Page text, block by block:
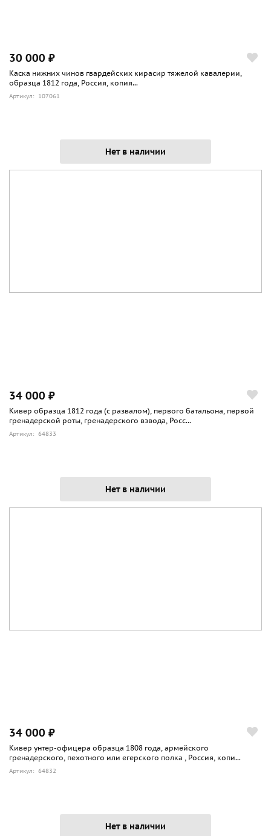
30 000 ₽
Каска нижних чинов гвардейских кирасир тяжелой кавалерии,
образца 1812 года, Россия, копия...
Артикул: 107061
Нет в наличии
34 000 ₽
Кивер образца 1812 года (с развалом), первого батальона, первой
гренадерской роты, гренадерского взвода, Росс...
Артикул: 64833
Нет в наличии
34 000 ₽
Кивер унтер-офицера образца 1808 года, армейского
гренадерского, пехотного или егерского полка , Россия, копи...
Артикул: 64832
Нет в наличии